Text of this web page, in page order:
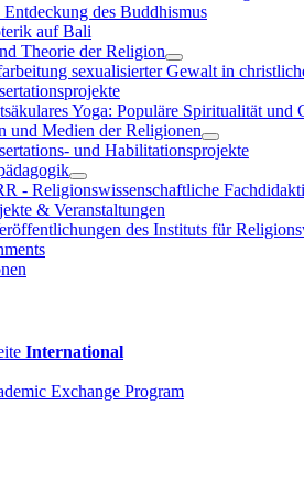
des Buddhismus
auf Bali
Theorie der Religion
sexualisierter Gewalt in
Yoga: Populäre Spiritualität
und Medien der Religionen
und Habilitationsprojekte
- Religionswissenschaftliche
& Veranstaltungen
des Instituts für
International
Exchange Program